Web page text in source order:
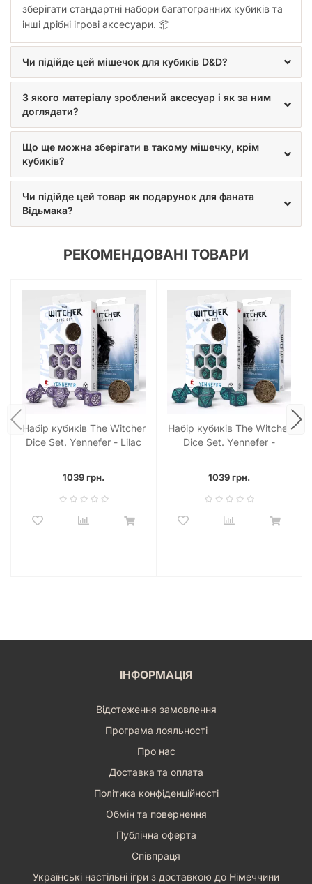
зберігати стандартні набори багатогранних кубиків та
інші дрібні ігрові аксесуари. 📦
Чи підійде цей мішечок для кубиків D&D?
З якого матеріалу зроблений аксесуар і як за ним
доглядати?
Що ще можна зберігати в такому мішечку, крім
кубиків?
Чи підійде цей товар як подарунок для фаната
Відьмака?
РЕКОМЕНДОВАНІ ТОВАРИ
Набір кубиків The Witcher
Dice Set. Yennefer - Lilac
1039 грн.
Набір кубиків The Witcher
Dice Set. Yennefer -
1039 грн.
ІНФОРМАЦІЯ
Відстеження замовлення
Програма лояльності
Про нас
Доставка та оплата
Політика конфіденційності
Обмін та повернення
Публічна оферта
Співпраця
Українські настільні ігри з доставкою до Німеччини